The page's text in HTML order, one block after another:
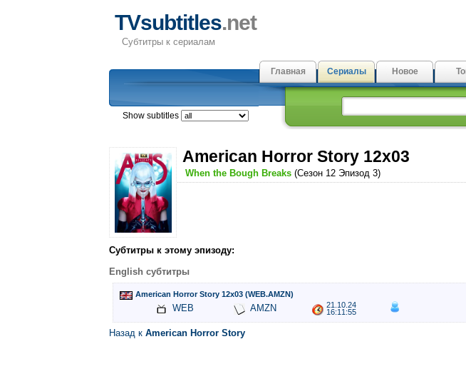
TVsubtitles.net
Субтитры к сериалам
Главная Сериалы Новое
Show subtitles
American Horror Story 12x03
When the Bough Breaks (Сезон 12 Эпизод 3)
Субтитры к этому эпизоду:
English субтитры
American Horror Story 12x03 (WEB.AMZN)
WEB AMZN
21.10.24
16:11:55
Назад к American Horror Story